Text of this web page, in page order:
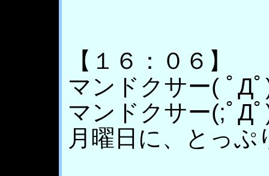
【１６：０６】
マンドクサー( ﾟ
マンドクサー(;ﾟД
月曜日に、とっ